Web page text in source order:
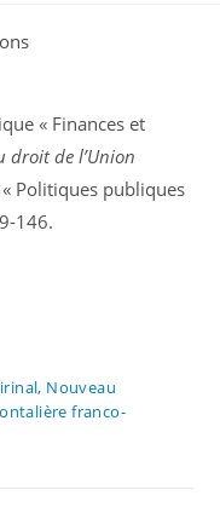
« Finances et
droit de l’Union
Politiques publiques
146.
Nouveau
franco-